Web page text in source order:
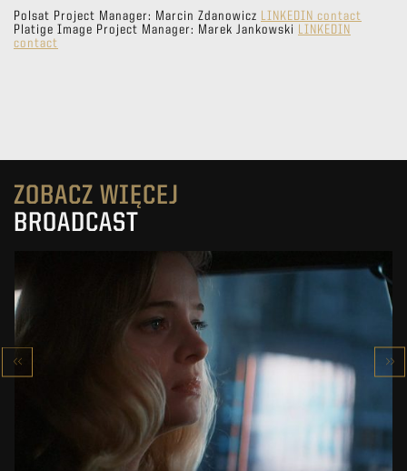
Polsat Project Manager: Marcin Zdanowicz LINKEDIN contact
Platige Image Project Manager: Marek Jankowski LINKEDIN
contact
ZOBACZ WIĘCEJ
BROADCAST
DEFECT
NOWY PROJEKT VIRTUAL PRODUCTION
ZOBACZ PROJEKT